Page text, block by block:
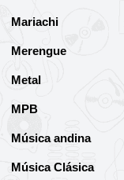
Mariachi
Merengue
Metal
MPB
Música andina
Música Clásica